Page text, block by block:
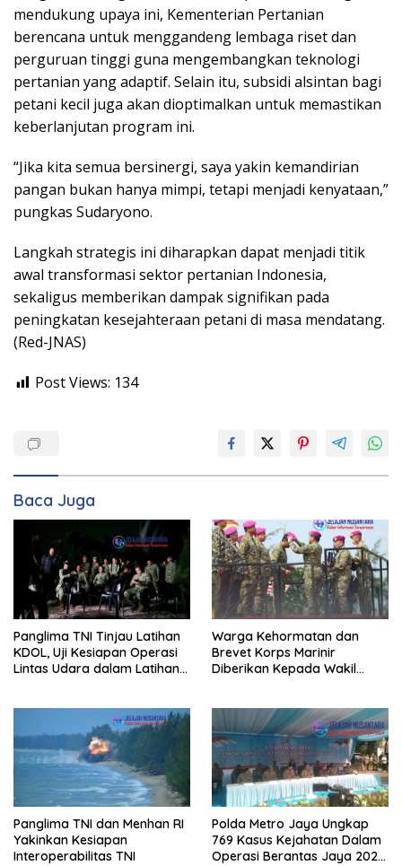
mendukung upaya ini, Kementerian Pertanian
berencana untuk menggandeng lembaga riset dan
perguruan tinggi guna mengembangkan teknologi
pertanian yang adaptif. Selain itu, subsidi alsintan bagi
petani kecil juga akan dioptimalkan untuk memastikan
keberlanjutan program ini.
“Jika kita semua bersinergi, saya yakin kemandirian
pangan bukan hanya mimpi, tetapi menjadi kenyataan,”
pungkas Sudaryono.
Langkah strategis ini diharapkan dapat menjadi titik
awal transformasi sektor pertanian Indonesia,
sekaligus memberikan dampak signifikan pada
peningkatan kesejahteraan petani di masa mendatang.
(Red-JNAS)
Post Views: 134
Baca Juga
Panglima TNI Tinjau Latihan
KDOL, Uji Kesiapan Operasi
Lintas Udara dalam Latihan
Warga Kehormatan dan
Brevet Korps Marinir
Diberikan Kepada Wakil
Panglima TNI dan Menhan RI
Yakinkan Kesiapan
Interoperabilitas TNI
Polda Metro Jaya Ungkap
769 Kasus Kejahatan Dalam
Operasi Berantas Jaya 2026,